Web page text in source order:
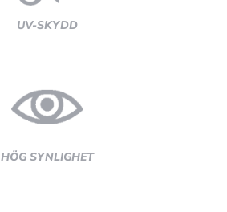
UV-SKYDD
HÖG SYNLIGHET